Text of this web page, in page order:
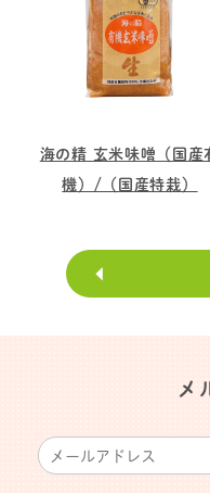
海の精 玄米味噌（国産
機）/（国産特栽）
メ